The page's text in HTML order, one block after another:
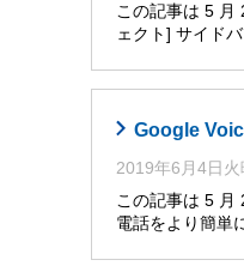
この記事は 5 月
ェクト] サイド
Google
2019年6月4日火
この記事は 5 月
電話をより簡単